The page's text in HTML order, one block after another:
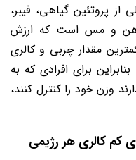
پروتئین گیاهی، فیبر،
آهن و مس است که ارزش
مقدار چربی و کالری
برای افرادی که به
وزن خود را کنترل کنند،
کم کالری هر رژیمی